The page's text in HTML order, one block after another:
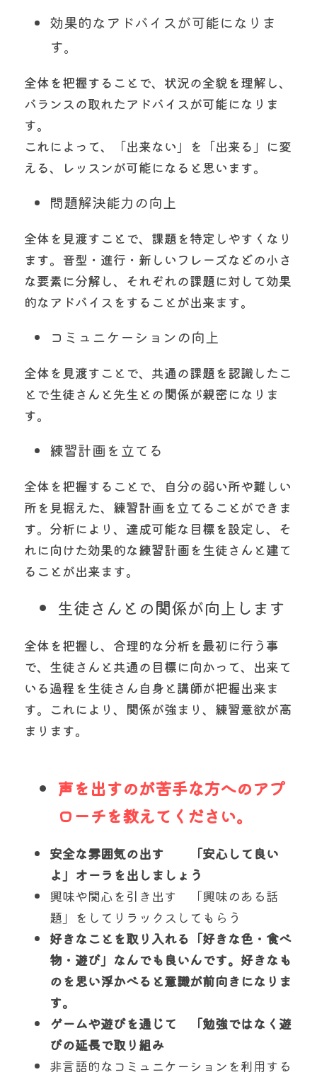
効果的なアドバイスが可能になりま
す。
全体を把握することで、状況の全貌を理解し、
バランスの取れたアドバイスが可能になりま
す。
これによって、「出来ない」を「出来る」に変
える、レッスンが可能になると思います。
問題解決能力の向上
全体を見渡すことで、課題を特定しやすくなり
ます。音型・進行・新しいフレーズなどの小さ
な要素に分解し、それぞれの課題に対して効果
的なアドバイスをすることが出来ます。
コミュニケーションの向上
全体を見渡すことで、共通の課題を認識したこ
とで生徒さんと先生との関係が親密になりま
す。
練習計画を立てる
全体を把握することで、自分の弱い所や難しい
所を見据えた、練習計画を立てることができま
す。分析により、達成可能な目標を設定し、そ
れに向けた効果的な練習計画を生徒さんと建て
ることが出来ます。
生徒さんとの関係が向上します
全体を把握し、合理的な分析を最初に行う事
で、生徒さんと共通の目標に向かって、出来て
いる過程を生徒さん自身と講師が把握出来ま
す。これにより、関係が強まり、練習意欲が高
まります。
声を出すのが苦手な方へのアプ
ローチを教えてください。
安全な雰囲気の出す　　「安心して良い
よ」オーラを出しましょう
興味や関心を引き出す　「興味のある話
題」をしてリラックスしてもらう
好きなことを取り入れる「好きな色・食べ
物・遊び」なんでも良いんです。好きなも
のを思い浮かべると意識が前向きになりま
す。
ゲームや遊びを通じて　「勉強ではなく遊
びの延長で取り組み
非言語的なコミュニケーションを利用する